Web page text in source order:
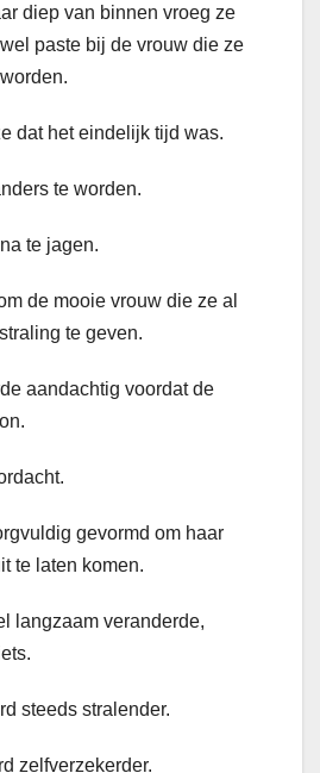
diep van binnen vroeg ze
paste bij de vrouw die ze
dat het eindelijk tijd was.
te worden.
te jagen.
de mooie vrouw die ze al
te geven.
aandachtig voordat de
gevormd om haar
te laten komen.
langzaam veranderde,
steeds stralender.
zelfverzekerder.